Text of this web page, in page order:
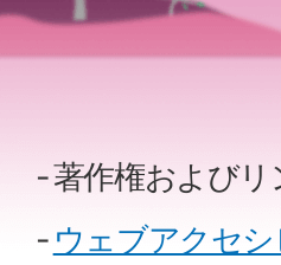
著作権および
ウェブアクセ